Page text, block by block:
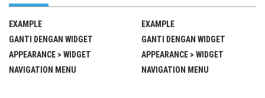
EXAMPLE
GANTI DENGAN WIDGET
APPEARANCE > WIDGET
NAVIGATION MENU
EXAMPLE
GANTI DENGAN WIDGET
APPEARANCE > WIDGET
NAVIGATION MENU